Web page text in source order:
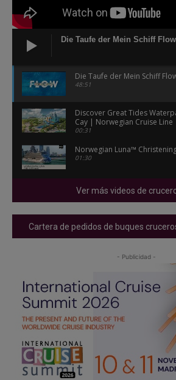
Die Taufe der Mein Schiff Flow
Die Taufe der Mein Schiff
48:51
Discover Great Tides
Cay | Norwegian Cruise Line
00:31
Norwegian Luna™
01:30
Ver más videos de
Cartera de pedidos de buques
- Publicidad -